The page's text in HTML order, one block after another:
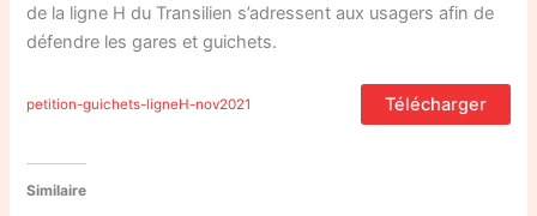
de la ligne H du Transilien s’adressent aux usagers afin de
défendre les gares et guichets.
petition-guichets-ligneH-nov2021 Télécharger
Similaire